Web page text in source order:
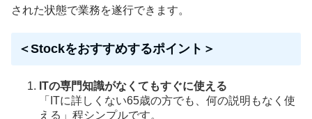
された状態で業務を遂行できます。
＜Stockをおすすめするポイント＞
ITの専門知識がなくてもすぐに使える
「ITに詳しくない65歳の方でも、何の説明もなく使
える」程シンプルです。